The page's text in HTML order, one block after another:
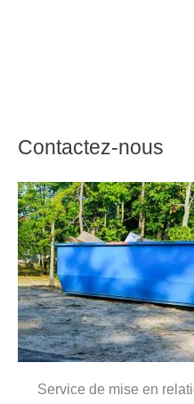
Contactez-nous
Service de mise en